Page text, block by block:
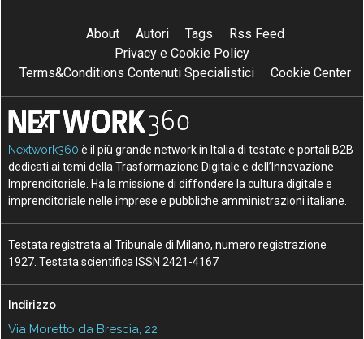
About Autori Tags
Rss Feed
Privacy e Cookie Policy
Terms&Conditions Contenuti Specialistici
Cookie Center
Nextwork360 è il più grande network in Italia di testate e portali B2B
dedicati ai temi della Trasformazione Digitale e dell’Innovazione
Imprenditoriale. Ha la missione di diffondere la cultura digitale e
imprenditoriale nelle imprese e pubbliche amministrazioni italiane.
Testata registrata al Tribunale di Milano, numero registrazione
1927. Testata scientifica ISSN 2421-4167
Indirizzo
Via Moretto da Brescia, 22